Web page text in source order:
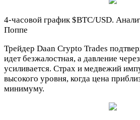
4-часовой график$BTC/USD.
Поппе
Трейдер Daan Crypto Trades
идет безжалостная, а давление
усиливается. Страх и медвежий
высокого уровня, когда цена
минимуму.